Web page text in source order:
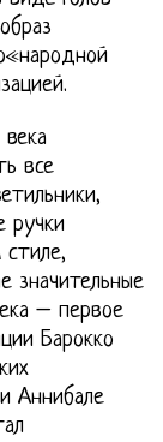
все
ручки
значительные
– первое
Барокко
Аннибале